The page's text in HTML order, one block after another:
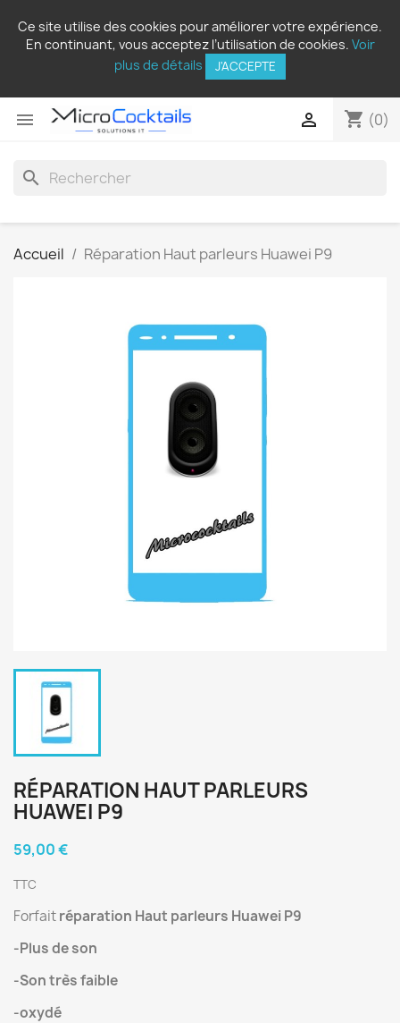
Ce site utilise des cookies pour améliorer votre expérience.
En continuant, vous acceptez l’utilisation de cookies. Voir
plus de détails
J'ACCEPTE
 shopping_cart (0)

search
Accueil Réparation Haut parleurs Huawei P9
RÉPARATION HAUT PARLEURS
HUAWEI P9
59,00 €
TTC
Forfaitréparation Haut parleurs Huawei P9
-Plus de son
-Son très faible
-oxydé